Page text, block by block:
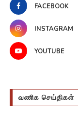
FACEBOOK
INSTAGRAM
YOUTUBE
வணிக செய்திகள்